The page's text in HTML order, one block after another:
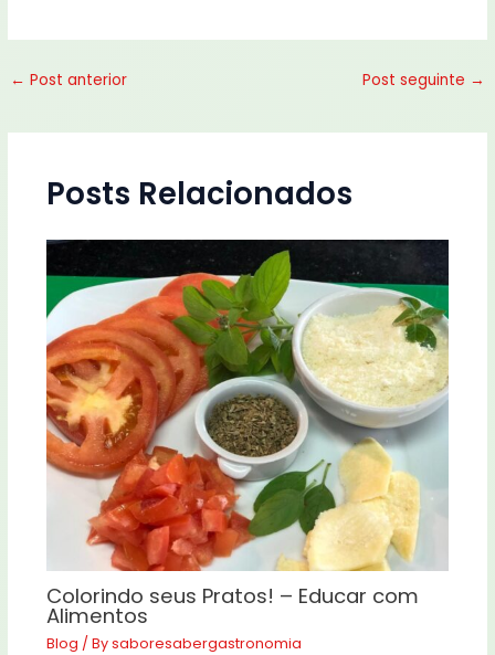
← Post anterior Post seguinte →
Posts Relacionados
Colorindo seus Pratos! – Educar com
Alimentos
Blog / Bysaboresabergastronomia